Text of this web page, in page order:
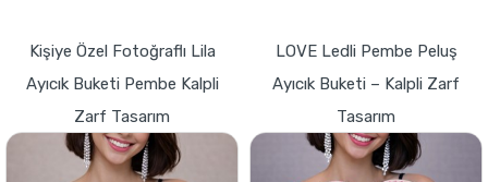
Kişiye Özel Fotoğraflı Lila
Ayıcık Buketi Pembe Kalpli
Zarf Tasarım
LOVE Ledli Pembe Peluş
Ayıcık Buketi – Kalpli Zarf
Tasarım